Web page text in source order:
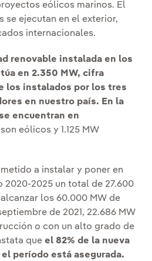
eólicos marinos. El
se ejecutan en el exterior,
internacionales.
renovable instalada en los
en 2.350 MW, cifra
los instalados por los tres
en nuestro país. En la
encuentran en
eólicos y 1.125 MW
a instalar y poner en
2020-2025 un total de 27.600
los 60.000 MW de
de 2021, 22.686 MW
o con un alto grado de
que el 82% de la nueva
período está asegurada.